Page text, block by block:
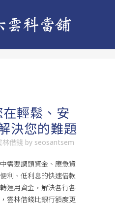
輕鬆、安
決您的難題
林借錢 by seosantsem
需要調頭資金、應急資
利、低利息的快速借款
運用資金，解決各行各
雲林借錢比銀行額度更